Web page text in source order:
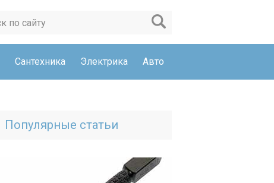
Сантехника Электрика Авто
Популярные статьи